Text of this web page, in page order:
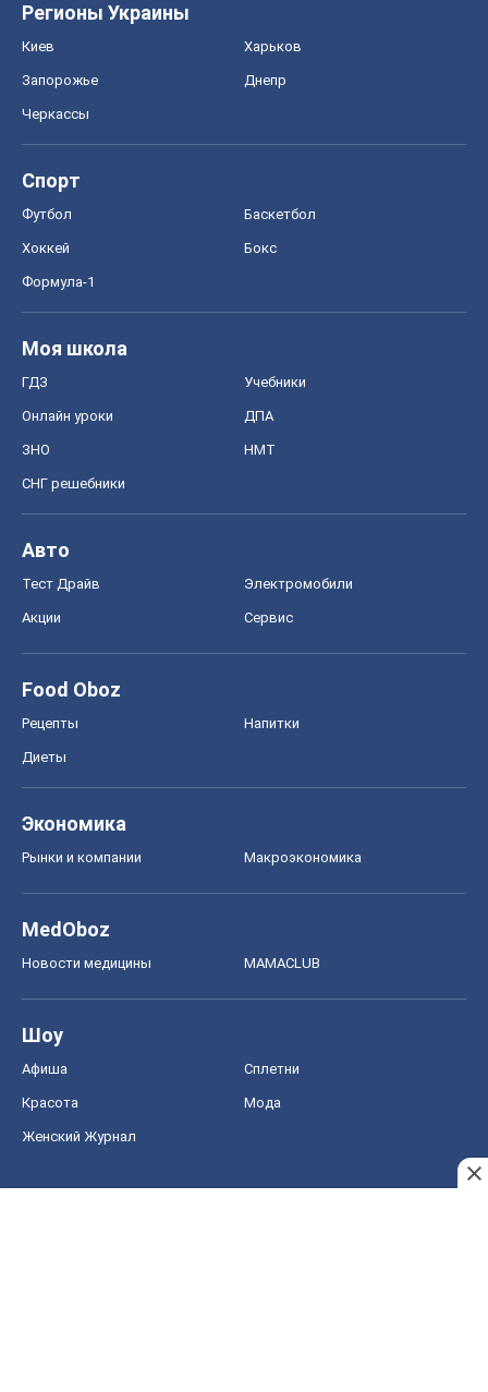
Регионы Украины
Киев Харьков
Запорожье Днепр
Черкассы
Спорт
Футбол Баскетбол
Хоккей Бокс
Формула-1
Моя школа
ГДЗ Учебники
Онлайн уроки ДПА
ЗНО НМТ
СНГ решебники
Авто
Тест Драйв Электромобили
Акции Сервис
Food Oboz
Рецепты Напитки
Диеты
Экономика
Рынки и компании Mакроэкономика
MedOboz
Новости медицины MAMACLUB
Шоу
Афиша Сплетни
Красота Мода
Женский Журнал